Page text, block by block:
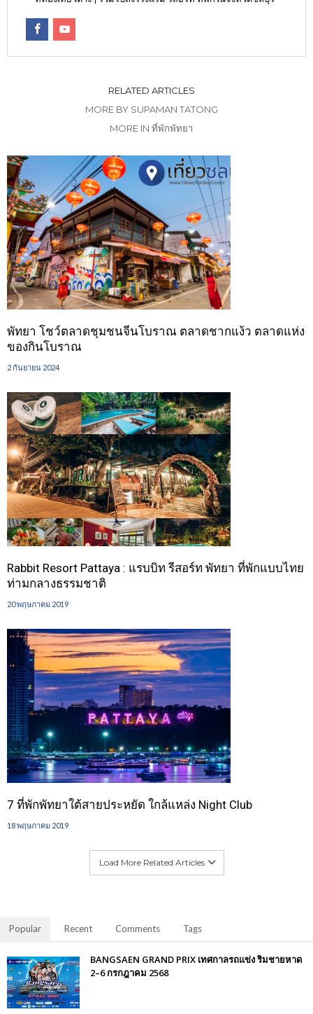
RELATED ARTICLES
MORE BY SUPAMAN TATONG
MORE IN ที่พักพัทยา
พัทยา โชว์ตลาดชุมชนจีนโบราณ ตลาดชากแง้ว ตลาดแห่ง
ของกินโบราณ
2 กันยายน 2024
Rabbit Resort Pattaya : แรบบิท รีสอร์ท พัทยา ที่พักแบบไทย
ท่ามกลางธรรมชาติ
20 พฤษภาคม 2019
7 ที่พักพัทยาใต้สายประหยัด ใกล้แหล่ง Night Club
18 พฤษภาคม 2019
Load More Related Articles
Popular Recent Comments Tags
BANGSAEN GRAND PRIX เทศกาลรถแข่ง ริมชายหาด
2–6 กรกฎาคม 2568